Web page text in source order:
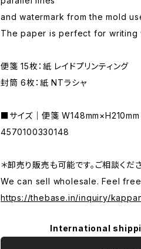
and watermark from the mold
The paper is perfect for writing
便箋 15枚：紙 レイドプリンティング
封筒 6枚：紙 NTラシャ
■サイズ｜便箋
4570100330148
＊卸売り販売も可能です。ご相談くださ
We can sell wholesale. Feel
https://thebase.in/inquiry/
International